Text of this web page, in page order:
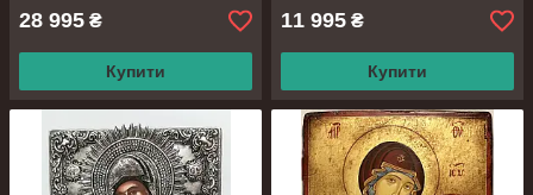
Символізує духовну силу і відвагу. Відмінний
28 995 ₴
Купити
11 995 ₴
Купити